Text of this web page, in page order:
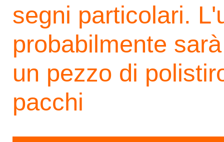
segni particolari.
probabilmente
un pezzo di
pacchi